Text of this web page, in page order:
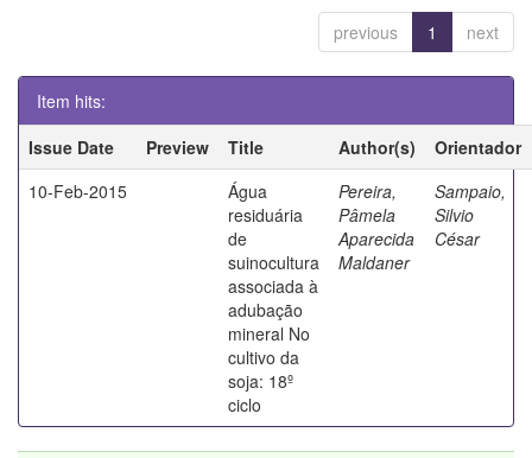
previous 1 next
Item hits:
Issue Date
Preview Title Author(s)
Orientador
10-Feb-2015
Água
residuária
de
suinocultura
associada à
adubação
mineral No
cultivo da
soja: 18º
ciclo
Pereira,
Pâmela
Aparecida
Maldaner
Sampaio,
Silvio
César